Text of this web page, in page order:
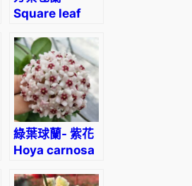
Square leaf
rotundiflora)
綠葉球蘭- 紫花
Hoya carnosa
corona’